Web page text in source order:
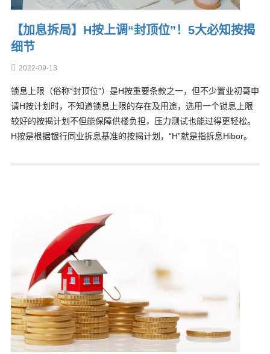
【加息拆局】H按上调“封顶位”！5大必知按揭
细节
2022-09-13
锁息上限（俗称“封顶位”）是H按重要条款之一，但不少置业初哥申
请H按计划时，不知道锁息上限的存在及用途，选用一个锁息上限
较好的按揭计划不但能保障供楼负担，压力测试也能过得更轻松。
H按是根据银行同业拆息基准的按揭计划，“H”就是指拆息Hibor。